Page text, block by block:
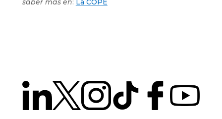
saber más en: La COPE